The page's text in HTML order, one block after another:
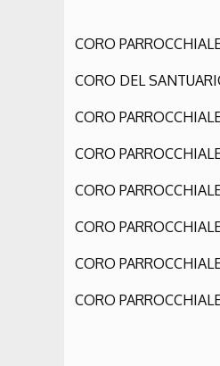
CORO
CORO DEL
CORO
CORO
CORO
CORO
CORO
CORO